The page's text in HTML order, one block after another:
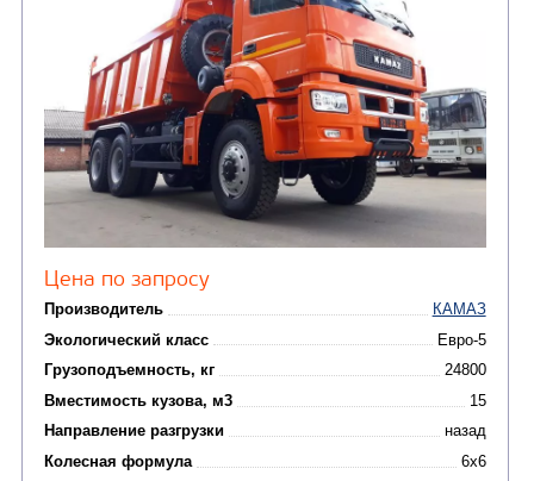
САМОСВАЛ КАМАЗ-6520 В НАЛИЧИИ